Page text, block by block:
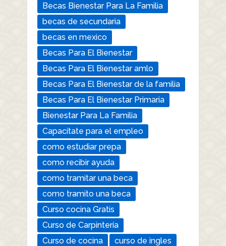
Becas Bienestar Para La Familia
becas de secundaria
becas en mexico
Becas Para El Bienestar
Becas Para El Bienestar amlo
Becas Para El Bienestar de la familia
Becas Para El Bienestar Primaria
Bienestar Para La Familia
Capacítate para el empleo
como estudiar prepa
como recibir ayuda
como tramitar una beca
como tramito una beca
Curso cocina Gratis
Curso de Carpintería
Curso de cocina
curso de ingles